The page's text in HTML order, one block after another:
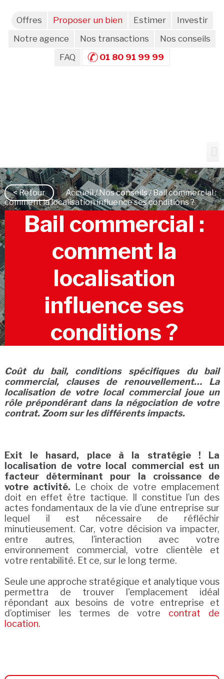
Offres Proposer un bien Estimer
Investir
Notre agence
Nos transactions
Nos conseils
FAQ
01 80 91 99 99
< Retour Accueil/ Nos conseils/ Bail commercial :
comment la localisation influence ses conditions ?
Bail commercial :
comment la
localisation
influence ses
conditions ?
Coût du bail, conditions spécifiques du bail
commercial, clauses de renouvellement… La
localisation de votre local commercial joue un
rôle prépondérant dans la négociation de votre
contrat. Zoom sur les différents impacts.
Exit le hasard, place à la stratégie ! La
localisation de votre local commercial est un
facteur déterminant pour la croissance de
votre activité.
Le choix de votre emplacement
doit en effet être tactique. Il constitue l’un des
actes fondamentaux de la vie d’une entreprise sur
lequel il est nécessaire de réfléchir
minutieusement. Car, votre décision va impacter,
entre autres, l’interaction avec votre
environnement commercial, votre clientèle et
votre rentabilité. Et ce, sur le long terme.
Seule une approche stratégique et analytique vous
permettra de trouver l'emplacement idéal
répondant aux besoins de votre entreprise et
d’optimiser les termes de votre contrat de
location.